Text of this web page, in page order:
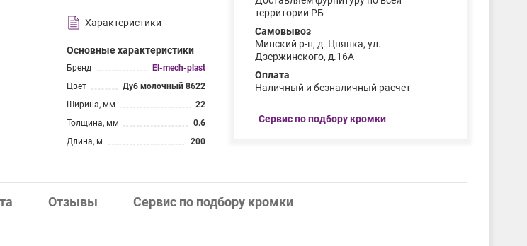
Характеристики
Основные характеристики
Бренд
El-mech-plast
Цвет
Дуб молочный 8622
Ширина, мм
22
Толщина, мм
0.6
Длина, м
200
территории РБ
Самовывоз
Минский р-н, д. Цнянка, ул.
Дзержинского, д.16А
Оплата
Наличный и безналичный расчет
Сервис по подбору кромки
Отзывы Сервис по подбору кромки